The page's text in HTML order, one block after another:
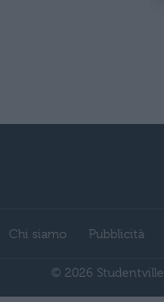
Chi siamo Pubblicità
© 2026 Studentville